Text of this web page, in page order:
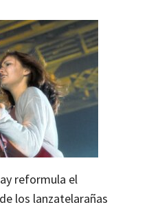
reformula el
los lanzatelarañas